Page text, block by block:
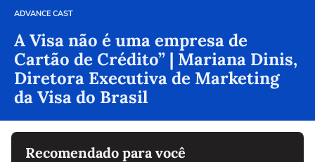
ADVANCE CAST
A Visa não é uma empresa de
Cartão de Crédito” | Mariana Dinis,
Diretora Executiva de Marketing
da Visa do Brasil
Recomendado para você